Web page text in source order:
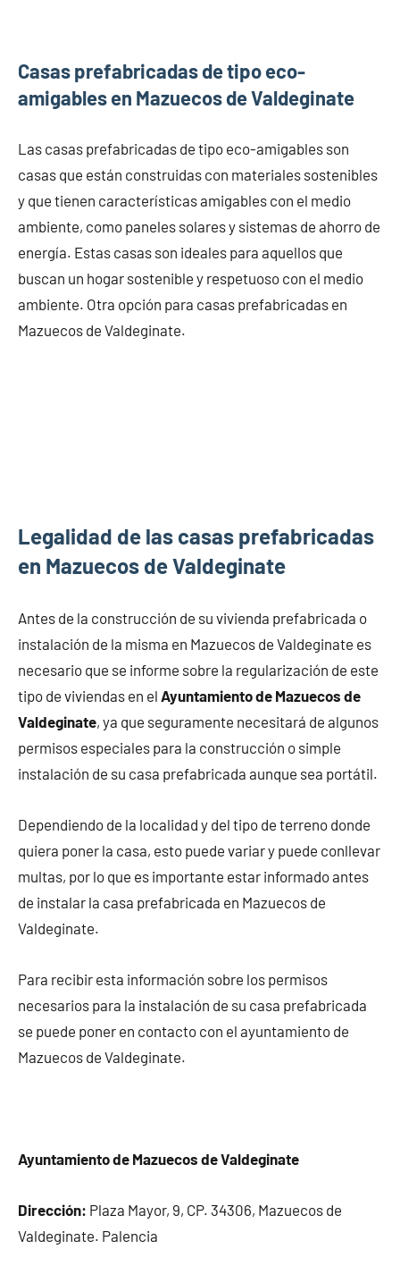
Casas prefabricadas de tipo eco-
amigables en Mazuecos de Valdeginate
Las casas prefabricadas de tipo eco-amigables son
casas que están construidas con materiales sostenibles
y que tienen características amigables con el medio
ambiente, como paneles solares y sistemas de ahorro de
energía. Estas casas son ideales para aquellos que
buscan un hogar sostenible y respetuoso con el medio
ambiente. Otra opción para casas prefabricadas en
Mazuecos de Valdeginate.
Legalidad de las casas prefabricadas
en Mazuecos de Valdeginate
Antes de la construcción de su vivienda prefabricada o
instalación de la misma en Mazuecos de Valdeginate es
necesario que se informe sobre la regularización de este
tipo de viviendas en el Ayuntamiento de Mazuecos de
Valdeginate, ya que seguramente necesitará de algunos
permisos especiales para la construcción o simple
instalación de su casa prefabricada aunque sea portátil.
Dependiendo de la localidad y del tipo de terreno donde
quiera poner la casa, esto puede variar y puede conllevar
multas, por lo que es importante estar informado antes
de instalar la casa prefabricada en Mazuecos de
Valdeginate.
Para recibir esta información sobre los permisos
necesarios para la instalación de su casa prefabricada
se puede poner en contacto con el ayuntamiento de
Mazuecos de Valdeginate.
Ayuntamiento de Mazuecos de Valdeginate
Dirección: Plaza Mayor, 9, CP. 34306, Mazuecos de
Valdeginate. Palencia